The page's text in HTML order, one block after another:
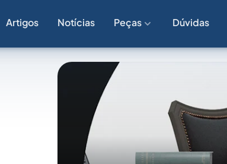
Artigos Notícias Peças Dúvidas